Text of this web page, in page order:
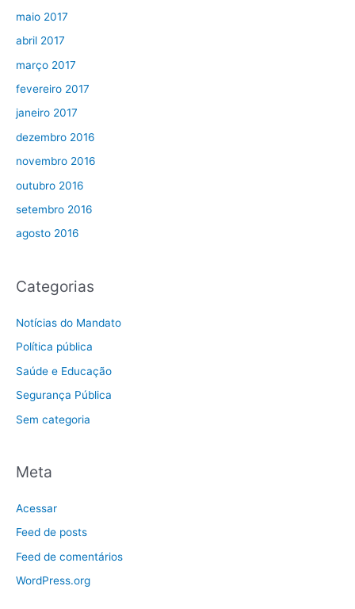
maio 2017
abril 2017
março 2017
fevereiro 2017
janeiro 2017
dezembro 2016
novembro 2016
outubro 2016
setembro 2016
agosto 2016
Categorias
Notícias do Mandato
Política pública
Saúde e Educação
Segurança Pública
Sem categoria
Meta
Acessar
Feed de posts
Feed de comentários
WordPress.org